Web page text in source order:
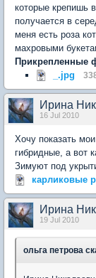
которые крепишь
получается в
меня есть роза
махровыми
Прикрепленные
_.jpg
Ирина
16 Jul 2010
Хочу показать
гибридные, а вот
Зимуют под
карликовые
Ирина
19 Jul 2010
ольга петрова